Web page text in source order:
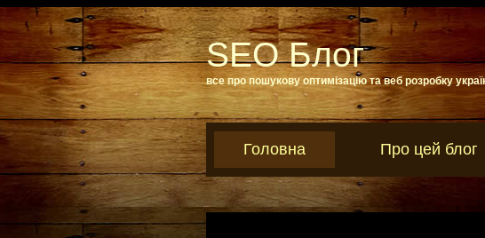
SEO Блог
все про пошукову оптимізацію та веб розробку
Головна Про цей блог